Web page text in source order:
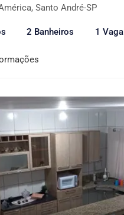
Santo André-SP
2 Banheiros 1 Vaga